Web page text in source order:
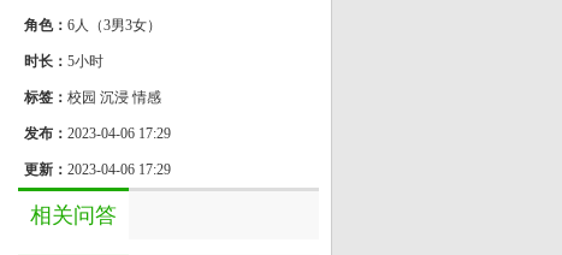
角色： 6人（3男3女）
时长： 5小时
标签： 校园 沉浸 情感
发布： 2023-04-06 17:29
更新： 2023-04-06 17:29
相关问答